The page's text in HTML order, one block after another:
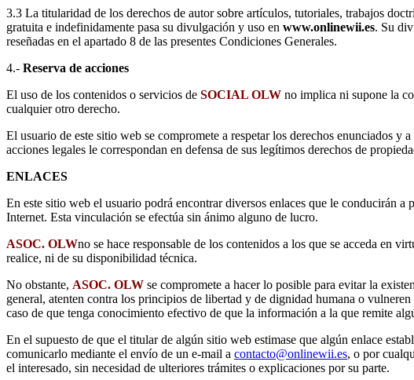
3.3 La titularidad de los derechos de autor sobre artículos, tutoriales, trabajos
gratuita e indefinidamente pasa su divulgación y uso en www.onlinewii.es. Su
reseñadas en el apartado 8 de las presentes Condiciones Generales.
4.- Reserva de acciones
El uso de los contenidos o servicios de SOCIAL OLW no implica ni supone la
cualquier otro derecho.
El usuario de este sitio web se compromete a respetar los derechos enunciados
acciones legales le correspondan en defensa de sus legítimos derechos de
ENLACES
En este sitio web el usuario podrá encontrar diversos enlaces que le conducirán a
Internet. Esta vinculación se efectúa sin ánimo alguno de lucro.
ASOC. OLWno se hace responsable de los contenidos a los que se acceda en
realice, ni de su disponibilidad técnica.
No obstante, ASOC. OLW se compromete a hacer lo posible para evitar la
general, atenten contra los principios de libertad y de dignidad humana o
caso de que tenga conocimiento efectivo de que la información a la que remite
En el supuesto de que el titular de algún sitio web estimase que algún enlace
comunicarlo mediante el envío de un e-mail a contacto@onlinewii.es, o por
el interesado, sin necesidad de ulteriores trámites o explicaciones por su parte.